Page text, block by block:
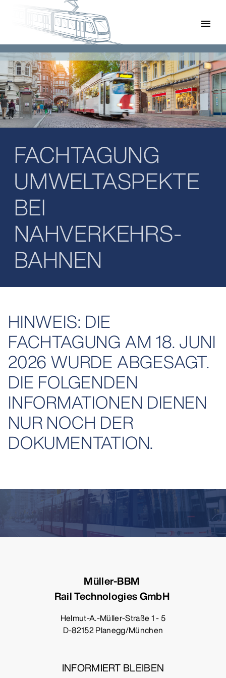
menu
FACHTAGUNG
UMWELTASPEKTE
BEI
NAHVERKEHRS­
BAHNEN
HINWEIS: DIE
FACHTAGUNG AM 18. JUNI
2026 WURDE ABGESAGT.
DIE FOLGENDEN
INFORMATIONEN DIENEN
NUR NOCH DER
DOKUMENTATION.
Müller-BBM
Rail Technologies GmbH
Helmut-A.-Müller-Straße 1 - 5
D-82152 Planegg/München
INFORMIERT BLEIBEN